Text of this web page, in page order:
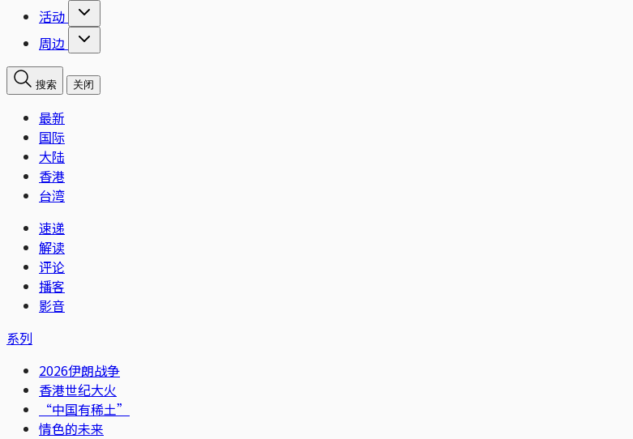
活动
周边
搜索 关闭
最新
国际
大陆
香港
台湾
速递
解读
评论
播客
影音
系列
2026伊朗战争
香港世纪大火
“中国有稀土”
情色的未来